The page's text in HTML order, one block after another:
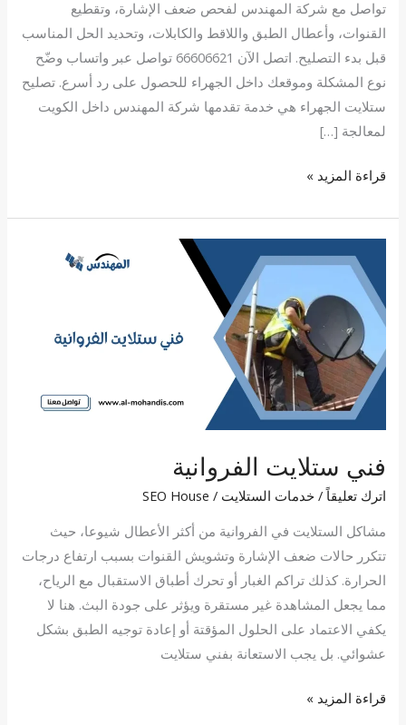
تواصل مع شركة المهندس لفحص ضعف الإشارة، وتقطيع
القنوات، وأعطال الطبق واللاقط والكابلات، وتحديد الحل المناسب
قبل بدء التصليح. اتصل الآن 66606621 تواصل عبر واتساب وضّح
نوع المشكلة وموقعك داخل الجهراء للحصول على رد أسرع. تصليح
ستلايت الجهراء هي خدمة تقدمها شركة المهندس داخل الكويت
لمعالجة […]
قراءة المزيد »
فني ستلايت الفروانية
اترك تعليقاً /خدمات الستلايت /
SEO House
مشاكل الستلايت في الفروانية من أكثر الأعطال شيوعا، حيث
تتكرر حالات ضعف الإشارة وتشويش القنوات بسبب ارتفاع درجات
الحرارة. كذلك تراكم الغبار أو تحرك أطباق الاستقبال مع الرياح،
مما يجعل المشاهدة غير مستقرة ويؤثر على جودة البث. هنا لا
يكفي الاعتماد على الحلول المؤقتة أو إعادة توجيه الطبق بشكل
عشوائي. بل يجب الاستعانة بفني ستلايت
ستلايت
الفروانية
قراءة المزيد »